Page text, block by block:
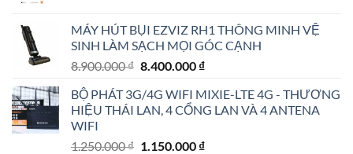
4.790.000 ₫.là:
4.190.000 ₫.
MÁY HÚT BỤI EZVIZ RH1 THÔNG MINH VỆ
SINH LÀM SẠCH MỌI GÓC CẠNH
8.900.000₫ Giá
là:
8.900.000 ₫.
8.400.000 ₫Giá
tại
là:
BỘ PHÁT 3G/4G WIFI MIXIE-LTE 4G - THƯƠNG
HIỆU THÁI LAN, 4 CỔNG LAN VÀ 4 ANTENA
WIFI
1.250.000₫ Giá
1.150.000 ₫Giá